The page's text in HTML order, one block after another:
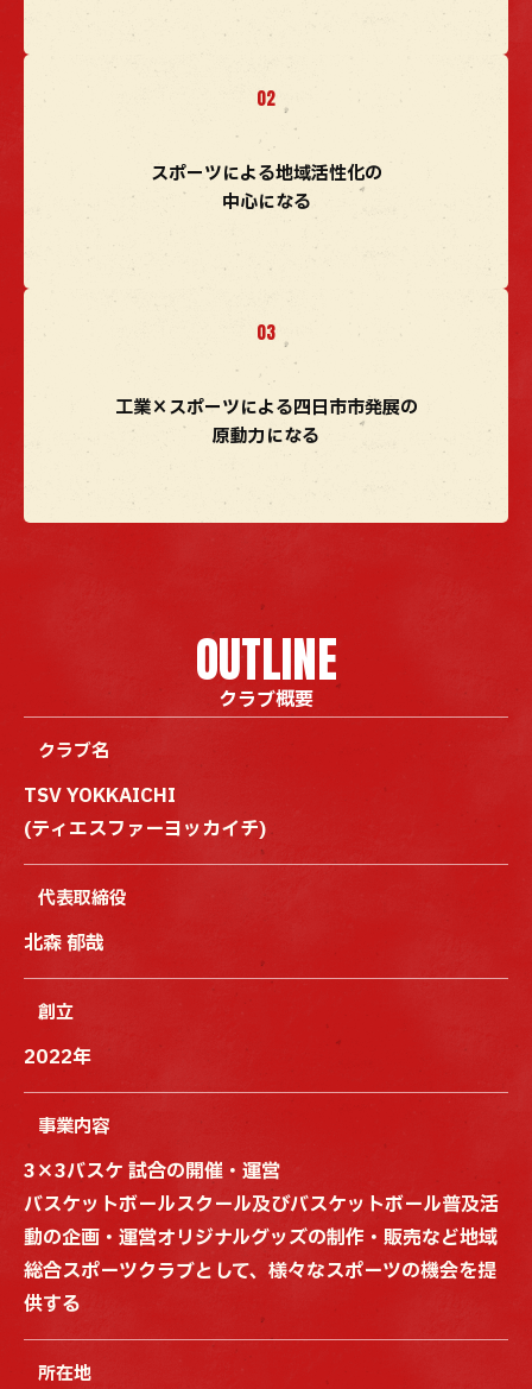
スポーツによる地域活性化の
中心になる
工業×スポーツによる四日市市発展の
原動力になる
クラブ概要
クラブ名
TSV YOKKAICHI
(ティエスファーヨッカイチ)
代表取締役
北森 郁哉
創立
2022年
事業内容
3×3バスケ 試合の開催・運営
バスケットボールスクール及びバスケットボール普及活
動の企画・運営オリジナルグッズの制作・販売など地域
総合スポーツクラブとして、様々なスポーツの機会を提
供する
所在地